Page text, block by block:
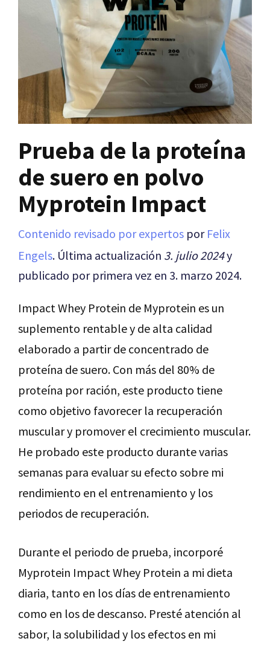
Prueba de la proteína
de suero en polvo
Myprotein Impact
Contenido revisado por expertos por Felix
Engels. Última actualización 3. julio 2024y
publicado por primera vez en 3. marzo 2024.
Impact Whey Protein de Myprotein es un
suplemento rentable y de alta calidad
elaborado a partir de concentrado de
proteína de suero. Con más del 80% de
proteína por ración, este producto tiene
como objetivo favorecer la recuperación
muscular y promover el crecimiento muscular.
He probado este producto durante varias
semanas para evaluar su efecto sobre mi
rendimiento en el entrenamiento y los
periodos de recuperación.
Durante el periodo de prueba, incorporé
Myprotein Impact Whey Protein a mi dieta
diaria, tanto en los días de entrenamiento
como en los de descanso. Presté atención al
sabor, la solubilidad y los efectos en mi